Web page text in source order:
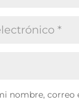
nombre, correo